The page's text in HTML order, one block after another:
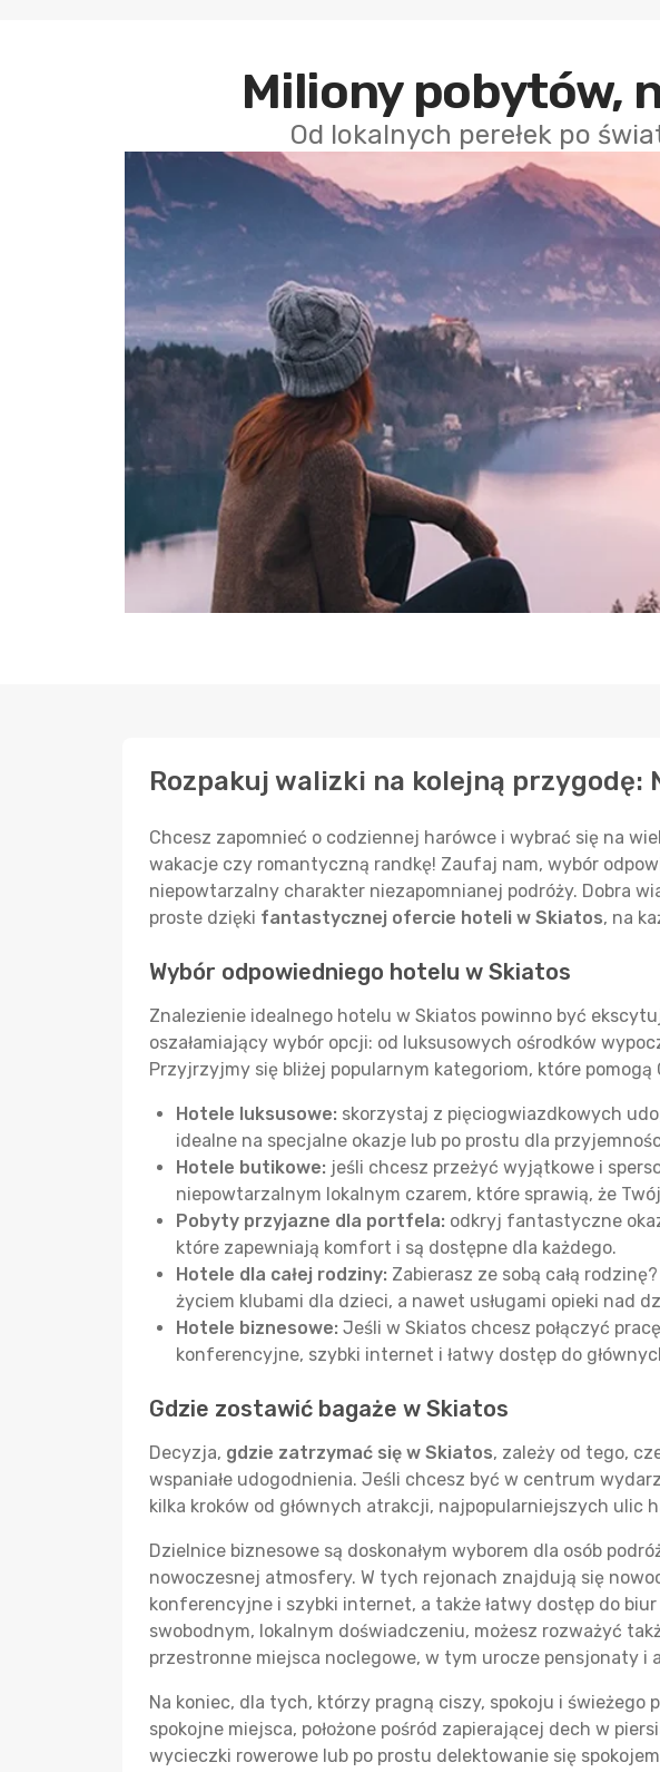
Miliony pobytów,
Od lokalnych perełek po
Rozpakuj walizki na kolejną
Chcesz zapomnieć o codziennej harówce i wybrać się na
wakacje czy romantyczną randkę! Zaufaj nam, wybór
niepowtarzalny charakter niezapomnianej podróży. Dobra
proste dzięki fantastycznej ofercie hoteli w Skiatos, na
Wybór odpowiedniego hotelu w Skiatos
Znalezienie idealnego hotelu w Skiatos powinno być
oszałamiający wybór opcji: od luksusowych ośrodków
Przyjrzyjmy się bliżej popularnym kategoriom, które pomogą
Hotele luksusowe: skorzystaj z pięciogwiazdkowych
idealne na specjalne okazje lub po prostu dla
Hotele butikowe: jeśli chcesz przeżyć wyjątkowe i
niepowtarzalnym lokalnym czarem, które sprawią, że
Pobyty przyjazne dla portfela: odkryj fantastyczne
które zapewniają komfort i są dostępne dla każdego.
Hotele dla całej rodziny: Zabierasz ze sobą całą
życiem klubami dla dzieci, a nawet usługami opieki nad
Hotele biznesowe: Jeśli w Skiatos chcesz połączyć
konferencyjne, szybki internet i łatwy dostęp do
Gdzie zostawić bagaże w Skiatos
Decyzja, gdzie zatrzymać się w Skiatos, zależy od tego,
wspaniałe udogodnienia. Jeśli chcesz być w centrum
kilka kroków od głównych atrakcji, najpopularniejszych
Dzielnice biznesowe są doskonałym wyborem dla osób
nowoczesnej atmosfery. W tych rejonach znajdują się
konferencyjne i szybki internet, a także łatwy dostęp do
swobodnym, lokalnym doświadczeniu, możesz rozważyć
przestronne miejsca noclegowe, w tym urocze pensjonaty i
Na koniec, dla tych, którzy pragną ciszy, spokoju i świeżego
spokojne miejsca, położone pośród zapierającej dech w
wycieczki rowerowe lub po prostu delektowanie się